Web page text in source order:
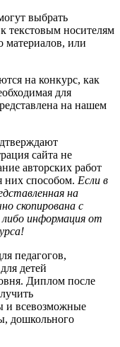
выбрать
текстовым носителям
материалов, или
на конкурс, как
для
на нашем
сайта не
авторских работ
способом. Если в
на
скопирована с
информация от
педагогов,
детей
Диплом после
и всевозможные
дошкольного